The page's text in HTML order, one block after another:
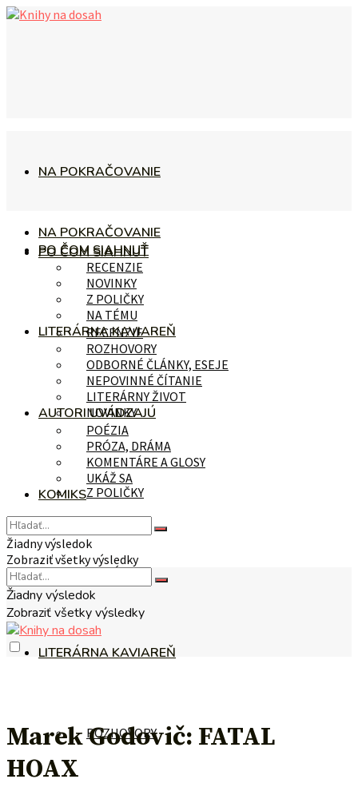
NA POKRAČOVANIE
PO ČOM SIAHNUŤ
RECENZIE
NOVINKY
Z POLIČKY
NA TÉMU
LITERÁRNA KAVIAREŇ
ROZHOVORY
NA POKRAČOVANIE
PO ČOM SIAHNUŤ
RECENZIE
NOVINKY
Z POLIČKY
NA TÉMU
LITERÁRNA KAVIAREŇ
ROZHOVORY
ODBORNÉ ČLÁNKY, ESEJE
NEPOVINNÉ ČÍTANIE
LITERÁRNY ŽIVOT
AUTORI UVÁDZAJÚ
POÉZIA
PRÓZA, DRÁMA
KOMENTÁRE A GLOSY
UKÁŽ SA
KOMIKS
Žiadny výsledok
Zobraziť všetky výsledky
Žiadny výsledok
Zobraziť všetky výsledky
Marek Godovič: FATAL
HOAX